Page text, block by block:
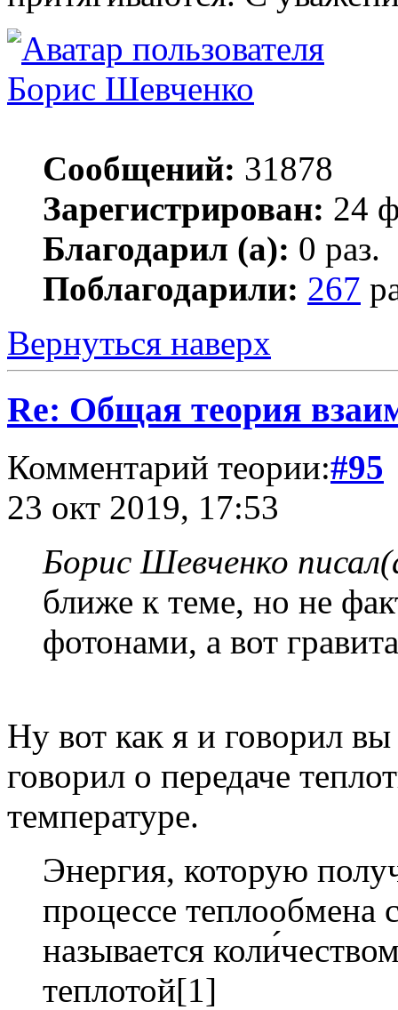
Борис Шевченко
Сообщений: 31878
Зарегистрирован: 24
Благодарил (а): 0 раз.
Поблагодарили: 267
Вернуться наверх
Re: Общая теория
Комментарий теории:#95
23 окт 2019, 17:53
Борис Шевченко
ближе к теме, но не
фотонами, а вот
Ну вот как я и говорил
говорил о передаче
температуре.
Энергия, которую
процессе
называется
теплотой[1]